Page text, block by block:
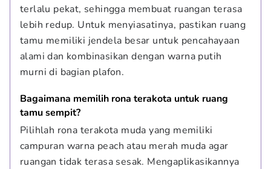
terlalu pekat, sehingga membuat ruangan terasa
lebih redup. Untuk menyiasatinya, pastikan ruang
tamu memiliki jendela besar untuk pencahayaan
alami dan kombinasikan dengan warna putih
murni di bagian plafon.
Bagaimana memilih rona terakota untuk ruang
tamu sempit?
Pilihlah rona terakota muda yang memiliki
campuran warna peach atau merah muda agar
ruangan tidak terasa sesak. Mengaplikasikannya